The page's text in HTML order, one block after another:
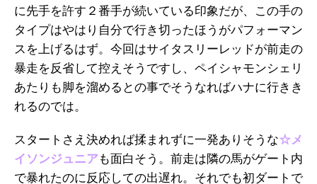
に先手を許す２番手が続いている印象だが、この手の
タイプはやはり自分で行き切ったほうがパフォーマン
スを上げるはず。今回はサイタスリーレッドが前走の
暴走を反省して控えそうですし、ペイシャモンシェリ
あたりも脚を溜めるとの事でそうなればハナに行きき
れるのでは。
スタートさえ決めれば揉まれずに一発ありそうな☆メ
イソンジュニアも面白そう。前走は隣の馬がゲート内
で暴れたのに反応しての出遅れ。それでも初ダートで